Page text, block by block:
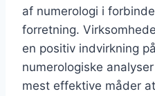
af numerologi i
forretning.
en positiv indvirkning
numerologiske
mest effektive måder